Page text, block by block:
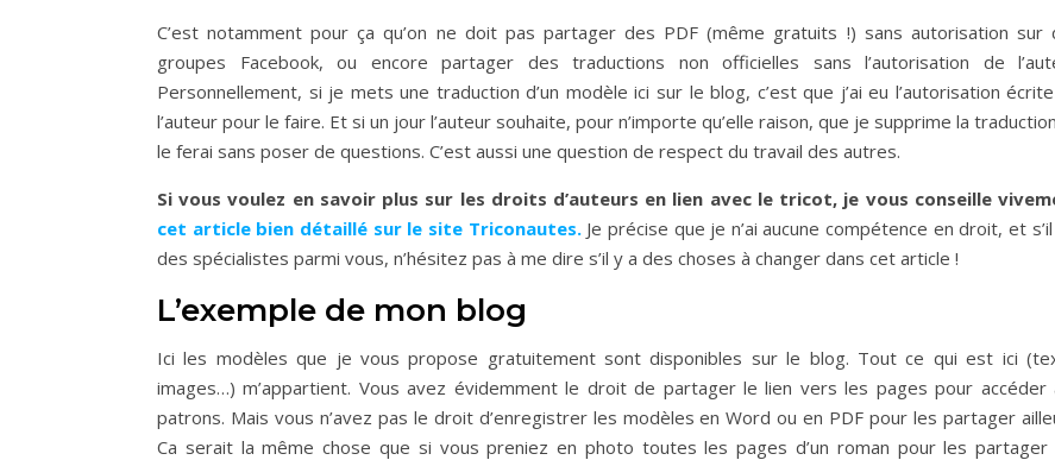
C’est notamment pour ça qu’on ne doit pas partager des PDF (même gratuits !) sans autorisation sur
groupes Facebook, ou encore partager des traductions non officielles sans l’autorisation de
Personnellement, si je mets une traduction d’un modèle ici sur le blog, c’est que j’ai eu l’autorisation
l’auteur pour le faire. Et si un jour l’auteur souhaite, pour n’importe qu’elle raison, que je supprime la
le ferai sans poser de questions. C’est aussi une question de respect du travail des autres.
Si vous voulez en savoir plus sur les droits d’auteurs en lien avec le tricot, je vous conseille
cet article bien détaillé sur le site Triconautes.Je précise que je n’ai aucune compétence en droit, et
des spécialistes parmi vous, n’hésitez pas à me dire s’il y a des choses à changer dans cet article !
L’exemple de mon blog
Ici les modèles que je vous propose gratuitement sont disponibles sur le blog. Tout ce qui est ici
images…) m’appartient. Vous avez évidemment le droit de partager le lien vers les pages pour accéder
patrons. Mais vous n’avez pas le droit d’enregistrer les modèles en Word ou en PDF pour les partager
Ca serait la même chose que si vous preniez en photo toutes les pages d’un roman pour les partager